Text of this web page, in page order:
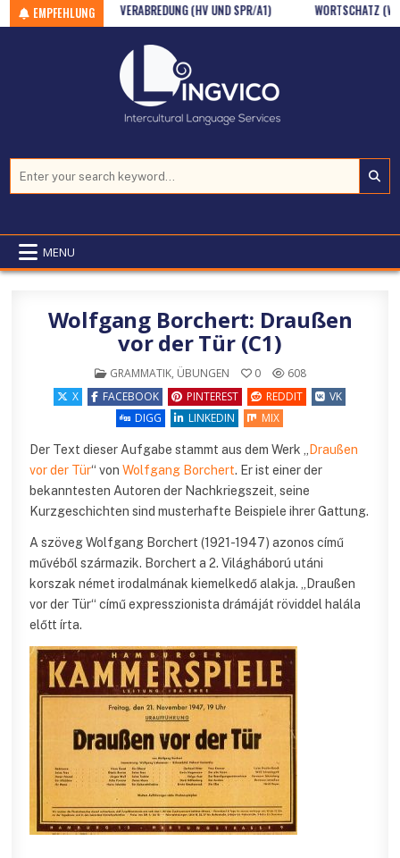
Skip to content
EMPFEHLUNG
(GR/A1) VERABREDUNG (HV UND SPR/A1) WORTSCHATZ (WSCH /
MENU
Wolfgang Borchert: Draußen
vor der Tür (C1)
POSTED IN
GRAMMATIK, ÜBUNGEN 0
608
X
FACEBOOK PINTEREST REDDIT
VK
DIGG
LINKEDIN MIX
Der Text dieser Aufgabe stammt aus dem Werk „
Draußen
vor der Tür“ vonWolfgang Borchert. Er ist einer der
bekanntesten Autoren der Nachkriegszeit, seine
Kurzgeschichten sind musterhafte Beispiele ihrer Gattung.
A szöveg Wolfgang Borchert (1921-1947) azonos című
művéből származik. Borchert a 2. Világháború utáni
korszak német irodalmának kiemelkedő alakja. „Draußen
vor der Tür“ című expresszionista drámáját röviddel halála
előtt írta.